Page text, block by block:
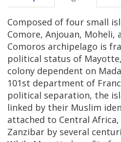
Composed of four small
Comore, Anjouan, Moheli,
Comoros archipelago is
political status of
colony dependent on
101st department of
political separation, the
linked by their Muslim
attached to Central Africa,
Zanzibar by several